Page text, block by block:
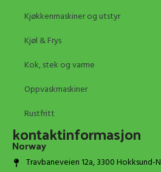
Kjøkkenmaskiner og utstyr
Kjøl & Frys
Kok, stek og varme
Oppvaskmaskiner
Rustfritt
kontaktinformasjon
Norway
Travbaneveien 12a, 3300 Hokksund-